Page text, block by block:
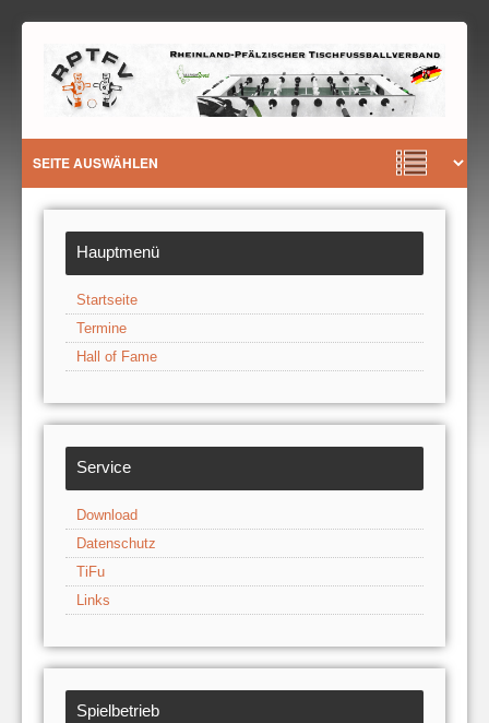
Hauptmenü
Startseite
Termine
Hall of Fame
Service
Download
Datenschutz
TiFu
Links
Spielbetrieb